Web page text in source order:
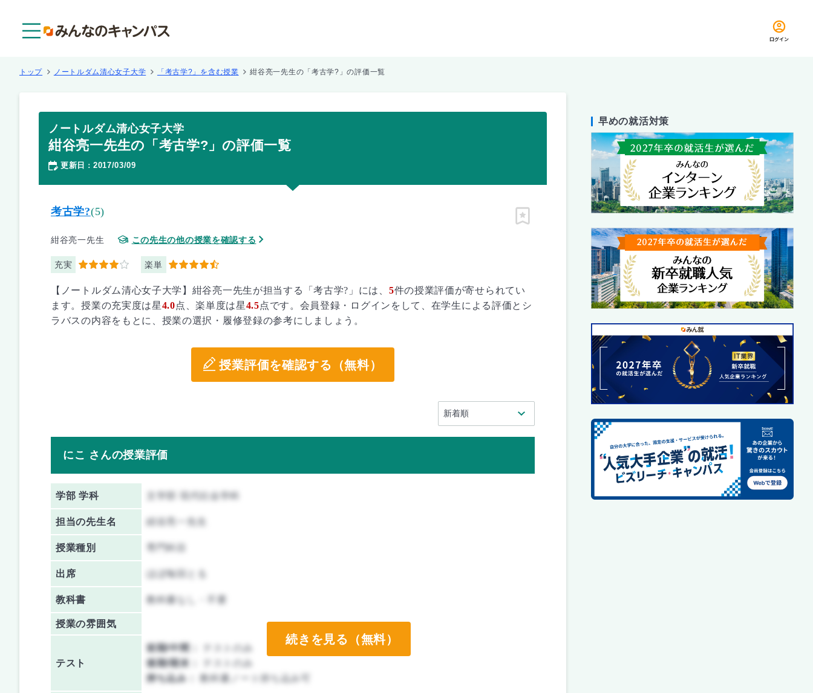
ログイン
トップ ノートルダム清心女子大学 「考古学?」を含む授業 紺谷亮一先生の「考古学?」の評価一覧
ノートルダム清心女子大学
紺谷亮一先生の「考古学?」の評価一覧
更新日 ： 2017/03/09
考古学?(5)
紺谷亮一先生 この先生の他の授業を確認する
充実 4 楽単 4.5
ピン留め
【ノートルダム清心女子大学】紺谷亮一先生が担当する「考古学?」には、 5件の授業評価が寄せられてい
ます。授業の充実度は星4.0点、楽単度は星4.5点です。会員登録・ログインをして、在学生による評価とシ
ラバスの内容をもとに、授業の選択・履修登録の参考にしましょう。
授業評価を確認する（無料）
にこ さんの授業評価
学部 学科 文学部 現代社会学科
担当の先生名
授業種別 専門科目
出席 ほぼ毎回とる
教科書 教科書なし・不要
授業の雰囲気
テスト
前期/中間：
テストのみ
後期/期末：
テストのみ
持ち込み：
教科書ノート持ち込み可
続きを見る（無料）
早めの就活対策